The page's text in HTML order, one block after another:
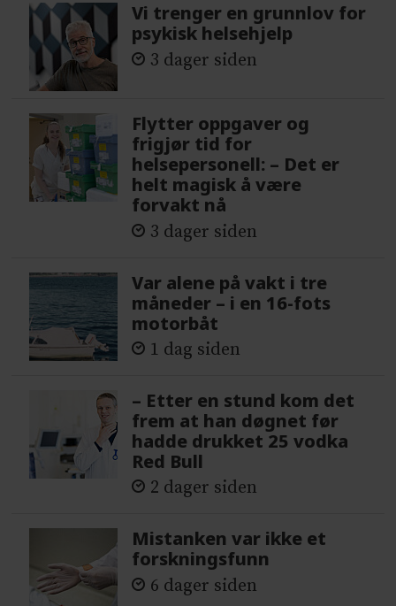
Vi trenger en grunnlov for
psykisk helsehjelp
3 dager siden
Flytter oppgaver og
frigjør tid for
helsepersonell: – Det er
helt magisk å være
forvakt nå
3 dager siden
Var alene på vakt i tre
måneder – i en 16-fots
motorbåt
1 dag siden
– Etter en stund kom det
frem at han døgnet før
hadde drukket 25 vodka
Red Bull
2 dager siden
Mistanken var ikke et
forskningsfunn
6 dager siden